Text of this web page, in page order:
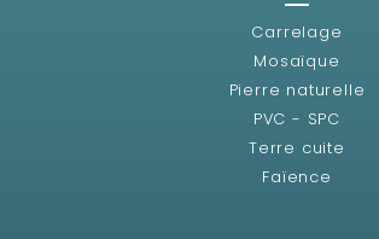
Carrelage
Mosaïque
Pierre naturelle
PVC - SPC
Terre cuite
Faïence